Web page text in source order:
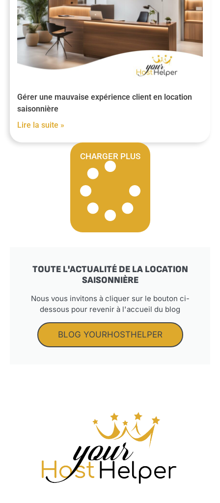
Gérer une mauvaise expérience client en location
saisonnière
Lire la suite »
CHARGER PLUS
TOUTE L'ACTUALITÉ DE LA LOCATION
SAISONNIÈRE
Nous vous invitons à cliquer sur le bouton ci-
dessous pour revenir à l'accueil du blog
BLOG YOURHOSTHELPER